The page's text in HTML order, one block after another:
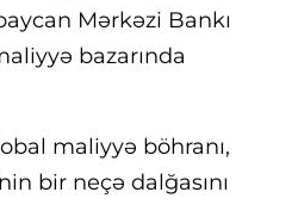
Mərkəzi Bankı
bazarında
maliyyə böhranı,
bir neçə dalğasını